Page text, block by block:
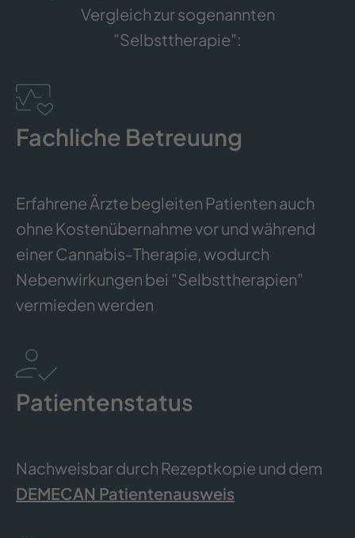
Vergleich zur sogenannten
"Selbsttherapie":
Fachliche Betreuung
Erfahrene Ärzte begleiten Patienten auch
ohne Kostenübernahme vor und während
einer Cannabis-Therapie, wodurch
Nebenwirkungen bei "Selbsttherapien"
vermieden werden
Patientenstatus
Nachweisbar durch Rezeptkopie und dem
DEMECAN Patientenausweis